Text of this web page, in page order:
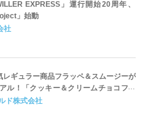
EXPRESS」運行開始20周年、
」始動
社
レギュラー商品フラッペ＆スムージーが
ル！「クッキー＆クリームチョコフラ
ースムージー」8月5日（水）から販売
ド株式会社